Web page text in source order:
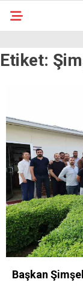
Etiket:
Başkan